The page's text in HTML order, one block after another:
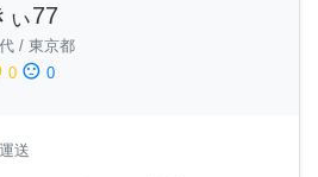
ぃ77
/ 東京都
0 sentiment_dissatisfied 0
送